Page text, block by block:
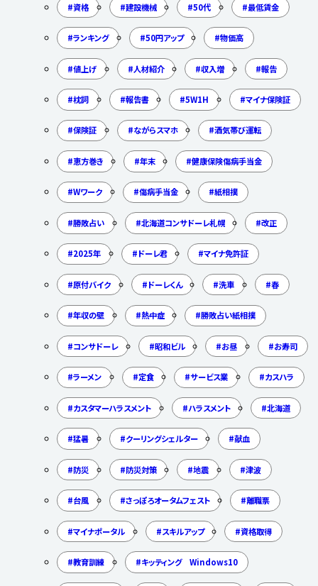
資格 建設機械 50代 最低賃金
ランキング 50円アップ 物価高
値上げ 人材紹介 収入増 報告
枕詞 報告書 5W1H マイナ保険証
保険証 ながらスマホ 酒気帯び運転
恵方巻き 年末 健康保険傷病手当金
Wワーク 傷病手当金 紙相撲
勝敗占い 北海道コンサドーレ札幌 改正
2025年 ドーレ君 マイナ免許証
原付バイク ドーレくん 洗車 春
年収の壁 熱中症 勝敗占い紙相撲
コンサドーレ 昭和ビル お昼 お寿司
ラーメン 定食 サービス業 カスハラ
カスタマーハラスメント ハラスメント 北海道
猛暑 クーリングシェルター 献血
防災 防災対策 地震 津波
台風 さっぽろオータムフェスト 離職票
マイナポータル スキルアップ 資格取得
教育訓練 キッティング Windows10